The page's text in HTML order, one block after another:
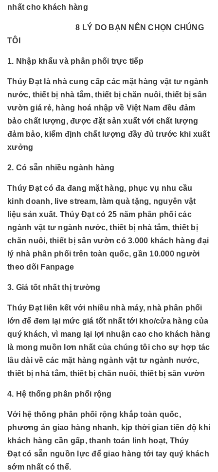
nhất cho khách hàng
8 LÝ DO BẠN NÊN CHỌN CHÚNG
TÔI
1. Nhập khẩu và phân phối trực tiếp
Thúy Đạt là nhà cung cấp các mặt hàng vật tư ngành
nước, thiết bị nhà tắm, thiết bị chăn nuôi, thiết bị sân
vườn giá rẻ, hàng hoá nhập về Việt Nam đều đảm
bảo chất lượng, được đặt sản xuất với chất lượng
đảm bảo, kiểm định chất lượng đầy đủ trước khi xuất
xưởng
2. Có sẵn nhiều ngành hàng
Thúy Đạt có đa đang mặt hàng, phục vụ nhu cầu
kinh doanh, live stream, làm quà tặng, nguyên vật
liệu sản xuất. Thúy Đạt có 25 năm phân phối các
ngành vật tư ngành nước, thiết bị nhà tắm, thiết bị
chăn nuôi, thiết bị sân vườn có 3.000 khách hàng đại
lý nhà phân phối trên toàn quốc, gần 10.000 người
theo dõi Fanpage
3. Giá tốt nhất thị trường
Thúy Đạt liên kết với nhiều nhà máy, nhà phân phối
lớn để đem lại mức giá tốt nhất tới kho/cửa hàng của
quý khách, vì mang lại lợi nhuận cao cho khách hàng
là mong muồn lơn nhất của chúng tôi cho sự hợp tác
lâu dài về các mặt hàng ngành vật tư ngành nước,
thiết bị nhà tắm, thiết bị chăn nuôi, thiết bị sân vườn
4. Hệ thống phân phối rộng
Với hệ thống phân phối rộng khắp toàn quốc,
phương án giao hàng nhanh, kịp thời gian tiến độ khi
khách hàng cần gấp, thanh toán linh hoạt, Thúy
Đạt có sẵn nguồn lực để giao hàng tới tay quý khách
sớm nhất có thể.